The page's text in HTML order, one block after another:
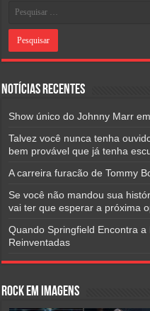
Notícias Recentes
Show único do Johnny Marr
Talvez você nunca tenha
bem provável que já tenha
A carreira furacão de Tommy
Se você não mandou sua
vai ter que esperar a próxima
Quando Springfield Encontra
Reinventadas
Rock em Imagens